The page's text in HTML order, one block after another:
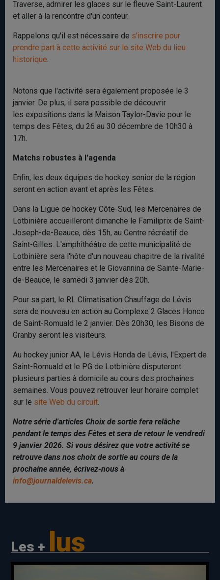
Traverse, admirer les glaces sur le fleuve Saint-Laurent
et aller à la rencontre d'un conteur.
Rappelons qu'il est nécessaire de s'inscrire pour
prendre part à cette activité sur le site Web du lieu
historique.
Notons que l'activité sera également proposée le 3
janvier. De plus, il sera possible de découvrir
les expositions dans la Maison Taylor-Davie pour le
temps des Fêtes, du 26 au 30 décembre de 10h30 à
17h.
Matchs robustes à l'agenda
Enfin, les deux équipes de hockey senior de la région
seront en action avant et après les Fêtes.
Dans la Ligue de hockey Côte-Sud, les Mercenaires de
Lotbinière accueilleront dimanche le Familiprix de Saint-
Joseph-de-Beauce, dès 15h, au Centre récréatif de
Saint-Gilles. L'amphithéâtre de cette municipalité de
Lotbinière sera l'hôte d'un nouveau chapitre de la rivalité
entre les Mercenaires et le Giovannina de Sainte-Marie-
de-Beauce, le samedi 3 janvier dès 20h.
Pour sa part, le RL Climatisation Chauffage de Lévis
sera de nouveau en action au Complexe 2 Glaces Honco
de Saint-Romuald le 2 janvier. Dès 20h30, les Bisons de
Granby seront les visiteurs.
Au hockey junior AA, le Lévis Honda de Lévis, l'Expert de
Saint-Romuald et le PG de Lotbinière disputeront
plusieurs parties à domicile au cours des prochaines
semaines. Vous pouvez retrouver leur horaire complet
sur le site Web du circuit.
Notre série d'articles Choix de sortie fera relâche
pendant le temps des Fêtes et sera de retour le vendredi
9 janvier 2026. Si vous désirez que votre activité se
retrouve dans nos choix de sortie au cours de la
prochaine année, écrivez-nous à
info@journaldelevis.ca.
Les + lus